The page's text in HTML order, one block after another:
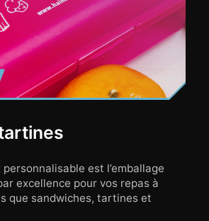
est l’emballage
excellence pour vos repas à
que sandwiches, tartines et